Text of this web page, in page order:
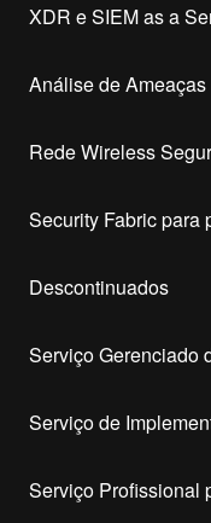
XDR e SIEM as a
Análise de
Rede Wireless
Security Fabric para
Descontinuados
Serviço Gerenciado
Serviço de
Serviço Profissional